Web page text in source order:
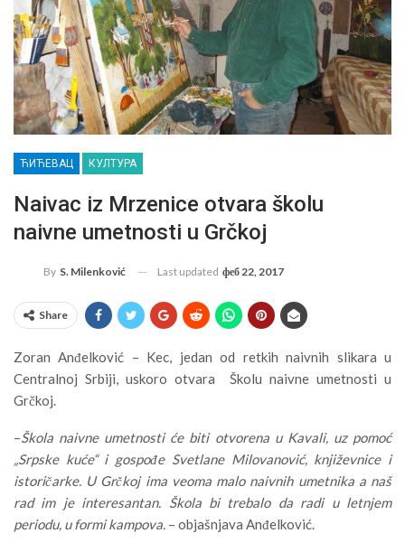
ЋИЋЕВАЦ КУЛТУРА
Naivac iz Mrzenice otvara školu
naivne umetnosti u Grčkoj
By S. Milenković Last updated феб 22, 2017
Share
Zoran Anđelković – Kec, jedan od retkih naivnih slikara u
Centralnoj Srbiji, uskoro otvara Školu naivne umetnosti u
Grčkoj.
–Škola naivne umetnosti će biti otvorena u Kavali, uz pomoć
„Srpske kuće“ i gospođe Svetlane Milovanović, književnice i
istoričarke. U Grčkoj ima veoma malo naivnih umetnika a naš
rad im je interesantan. Škola bi trebalo da radi u letnjem
periodu, u formi kampova. – objašnjava Anđelković.